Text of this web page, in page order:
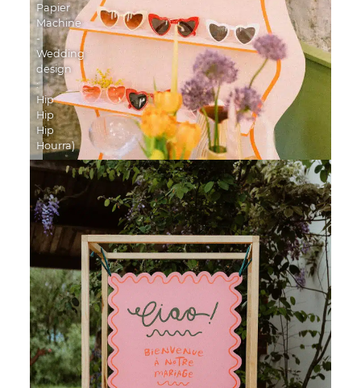
Papier
Machine
-
Wedding
design
:
Hip
Hip
Hip
Hourra)